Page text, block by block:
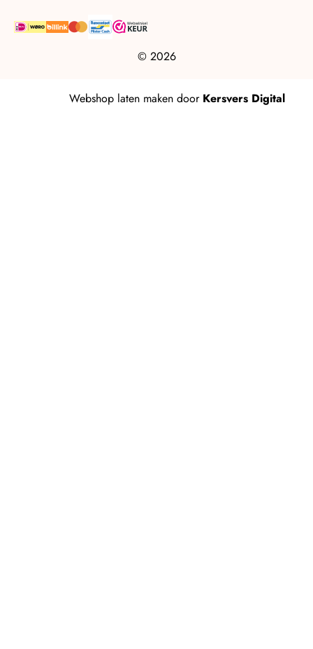
© 2026
Webshop laten maken door Kersvers Digital